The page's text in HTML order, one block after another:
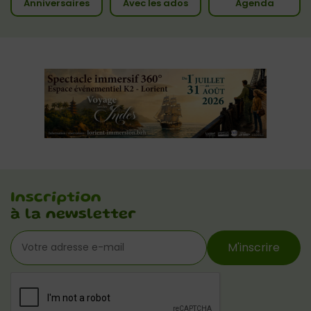
Anniversaires Avec les ados Agenda
Inscription
à la newsletter
M'inscrire